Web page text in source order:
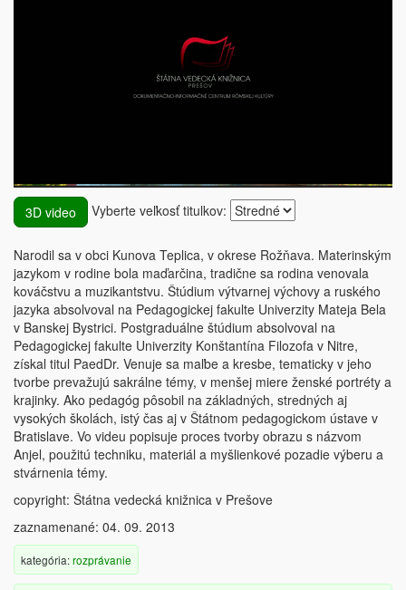
3D video Vyberte veľkosť titulkov:
Narodil sa v obci Kunova Teplica, v okrese Rožňava. Materinským
jazykom v rodine bola maďarčina, tradične sa rodina venovala
kováčstvu a muzikantstvu. Štúdium výtvarnej výchovy a ruského
jazyka absolvoval na Pedagogickej fakulte Univerzity Mateja Bela
v Banskej Bystrici. Postgraduálne štúdium absolvoval na
Pedagogickej fakulte Univerzity Konštantína Filozofa v Nitre,
získal titul PaedDr. Venuje sa maľbe a kresbe, tematicky v jeho
tvorbe prevažujú sakrálne témy, v menšej miere ženské portréty a
krajinky. Ako pedagóg pôsobil na základných, stredných aj
vysokých školách, istý čas aj v Štátnom pedagogickom ústave v
Bratislave. Vo videu popisuje proces tvorby obrazu s názvom
Anjel, použitú techniku, materiál a myšlienkové pozadie výberu a
stvárnenia témy.
copyright: Štátna vedecká knižnica v Prešove
zaznamenané: 04. 09. 2013
kategória:rozprávanie